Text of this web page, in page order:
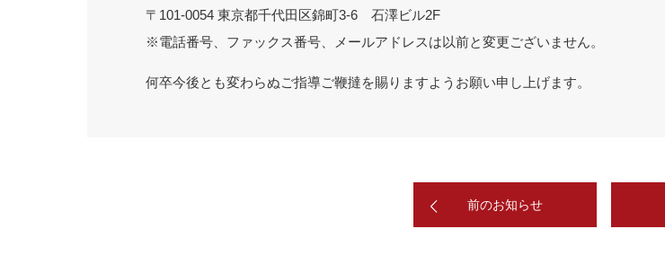
〒101-0054 東京都千代田区錦町3-6 石澤ビル2F
※電話番号、ファックス番号、メールアドレスは以前と変更ございません。
何卒今後とも変わらぬご指導ご鞭撻を賜りますようお願い申し上げます。
前のお知らせ